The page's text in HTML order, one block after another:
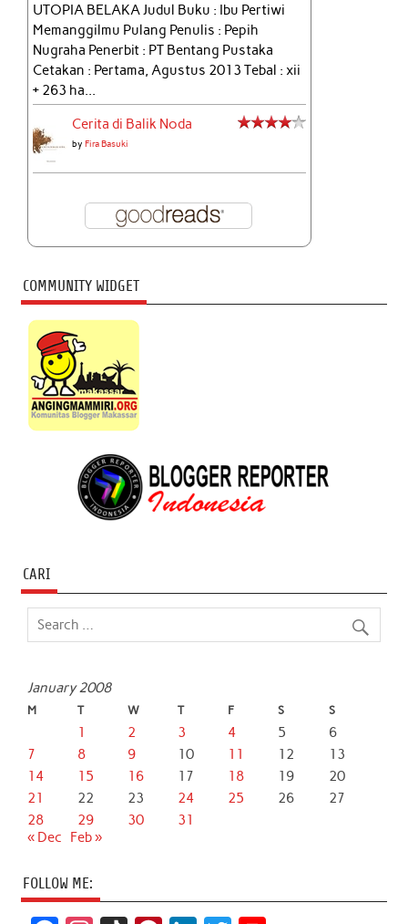
UTOPIA BELAKA Judul Buku : Ibu Pertiwi
Memanggilmu Pulang Penulis : Pepih
Nugraha Penerbit : PT Bentang Pustaka
Cetakan : Pertama, Agustus 2013 Tebal : xii
+ 263 ha...
Cerita di Balik Noda
byFira Basuki
COMMUNITY WIDGET
CARI
January 2008
M T W T F S S
1 2 3 4 5
6
7
8 9 10 11 12
13
14
15 16 17 18 19
20
21
22 23 24 25 26
27
28
29 30
31
« Dec
Feb »
FOLLOW ME: